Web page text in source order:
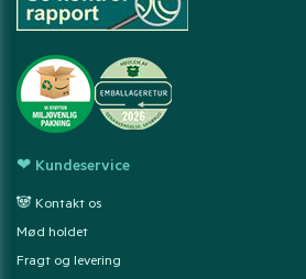
❤ Kundeservice
🐼 Kontakt os
Mød holdet
Fragt og levering